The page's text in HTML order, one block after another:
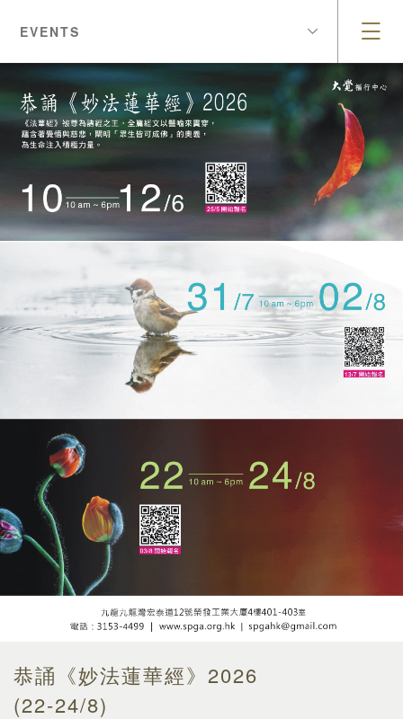
EVENTS
恭誦《妙法蓮華經》2026
(22-24/8)